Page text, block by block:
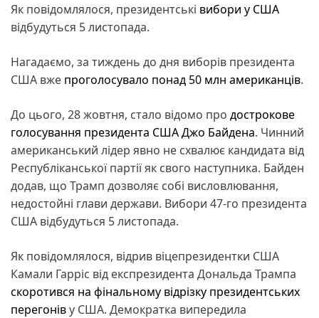
Як повідомлялося, президентські вибори у США
відбудуться 5 листопада.
Нагадаємо, за тиждень до дня виборів президента
США вже проголосувало понад 50 млн американців.
До цього, 28 жовтня, стало відомо про дострокове
голосування президента США Джо Байдена. Чинний
американський лідер явно не схвалює кандидата від
Республіканської партії як свого наступника. Байден
додав, що Трамп дозволяє собі висловлювання,
недостойні глави держави. Вибори 47-го президента
США відбудуться 5 листопада.
Як повідомлялося, відрив віцепрезидентки США
Камали Гарріс від експрезидента Дональда Трампа
скоротився на фінальному відрізку президентських
перегоніву США. Демократка випередила